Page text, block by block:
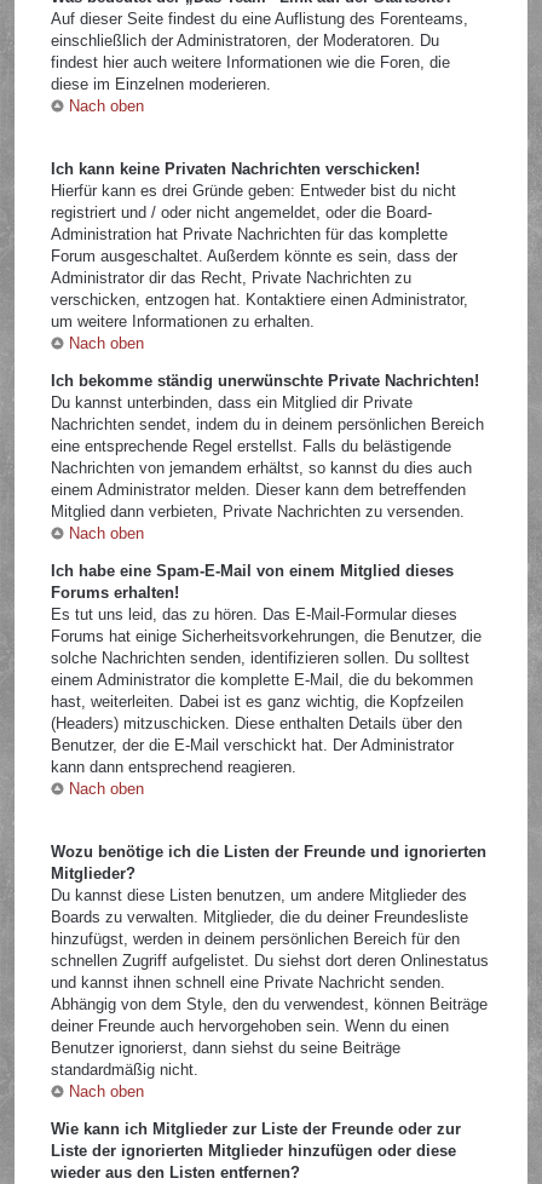
Auf dieser Seite findest du eine Auflistung des Forenteams,
einschließlich der Administratoren, der Moderatoren. Du
findest hier auch weitere Informationen wie die Foren, die
diese im Einzelnen moderieren.
Nach oben
Ich kann keine Privaten Nachrichten verschicken!
Hierfür kann es drei Gründe geben: Entweder bist du nicht
registriert und / oder nicht angemeldet, oder die Board-
Administration hat Private Nachrichten für das komplette
Forum ausgeschaltet. Außerdem könnte es sein, dass der
Administrator dir das Recht, Private Nachrichten zu
verschicken, entzogen hat. Kontaktiere einen Administrator,
um weitere Informationen zu erhalten.
Nach oben
Ich bekomme ständig unerwünschte Private Nachrichten!
Du kannst unterbinden, dass ein Mitglied dir Private
Nachrichten sendet, indem du in deinem persönlichen Bereich
eine entsprechende Regel erstellst. Falls du belästigende
Nachrichten von jemandem erhältst, so kannst du dies auch
einem Administrator melden. Dieser kann dem betreffenden
Mitglied dann verbieten, Private Nachrichten zu versenden.
Nach oben
Ich habe eine Spam-E-Mail von einem Mitglied dieses
Forums erhalten!
Es tut uns leid, das zu hören. Das E-Mail-Formular dieses
Forums hat einige Sicherheitsvorkehrungen, die Benutzer, die
solche Nachrichten senden, identifizieren sollen. Du solltest
einem Administrator die komplette E-Mail, die du bekommen
hast, weiterleiten. Dabei ist es ganz wichtig, die Kopfzeilen
(Headers) mitzuschicken. Diese enthalten Details über den
Benutzer, der die E-Mail verschickt hat. Der Administrator
kann dann entsprechend reagieren.
Nach oben
Wozu benötige ich die Listen der Freunde und ignorierten
Mitglieder?
Du kannst diese Listen benutzen, um andere Mitglieder des
Boards zu verwalten. Mitglieder, die du deiner Freundesliste
hinzufügst, werden in deinem persönlichen Bereich für den
schnellen Zugriff aufgelistet. Du siehst dort deren Onlinestatus
und kannst ihnen schnell eine Private Nachricht senden.
Abhängig von dem Style, den du verwendest, können Beiträge
deiner Freunde auch hervorgehoben sein. Wenn du einen
Benutzer ignorierst, dann siehst du seine Beiträge
standardmäßig nicht.
Nach oben
Wie kann ich Mitglieder zur Liste der Freunde oder zur
Liste der ignorierten Mitglieder hinzufügen oder diese
wieder aus den Listen entfernen?